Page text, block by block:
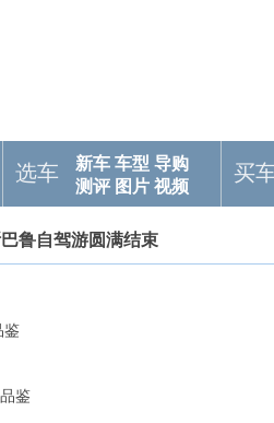
选车 新车 车型 导购
测评 图片 视频
买
鲁自驾游圆满结束
鉴
鉴